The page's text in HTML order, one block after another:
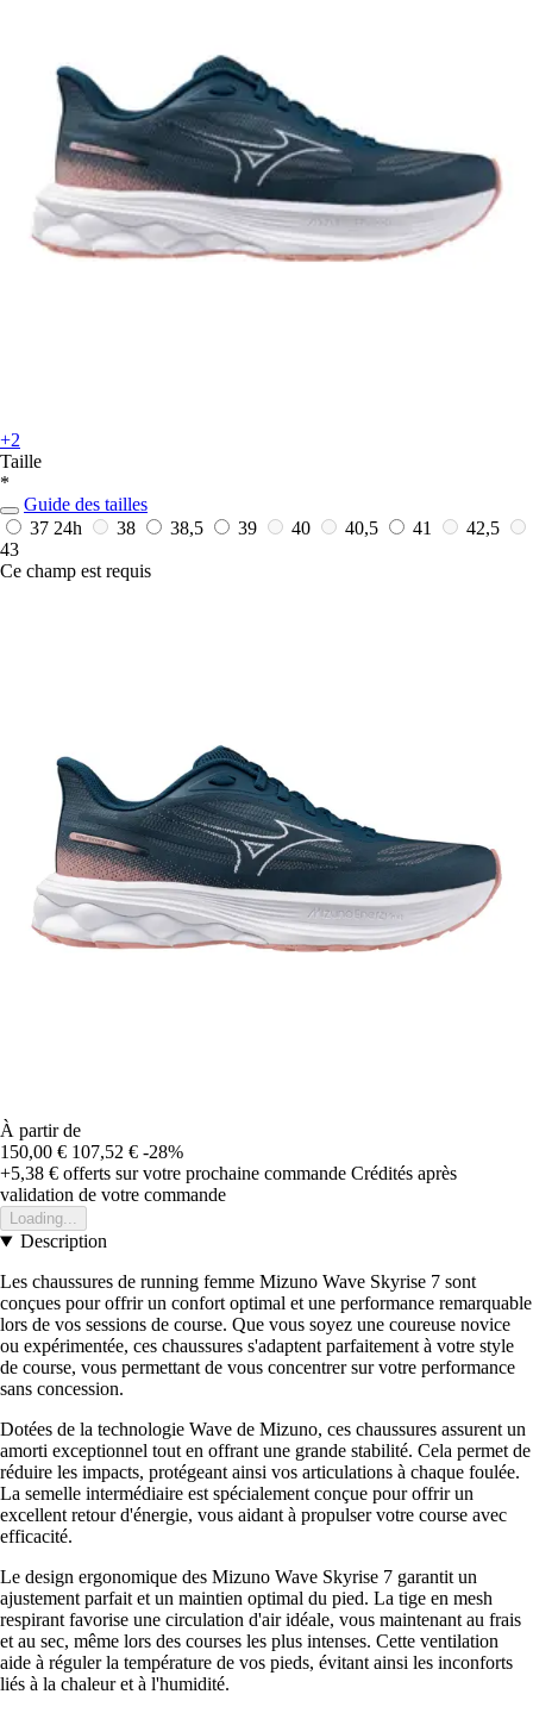
+2
Taille
*
Guide des tailles
37 24h 38 38,5 39 40 40,5 41
42,5
43
Ce champ est requis
À partir de
150,00 € 107,52 € -28%
+5,38 € offerts sur votre prochaine commande Crédités après
validation de votre commande
Loading...
Description
Les chaussures de running femme Mizuno Wave Skyrise 7 sont
conçues pour offrir un confort optimal et une performance remarquable
lors de vos sessions de course. Que vous soyez une coureuse novice
ou expérimentée, ces chaussures s'adaptent parfaitement à votre style
de course, vous permettant de vous concentrer sur votre performance
sans concession.
Dotées de la technologie Wave de Mizuno, ces chaussures assurent un
amorti exceptionnel tout en offrant une grande stabilité. Cela permet de
réduire les impacts, protégeant ainsi vos articulations à chaque foulée.
La semelle intermédiaire est spécialement conçue pour offrir un
excellent retour d'énergie, vous aidant à propulser votre course avec
efficacité.
Le design ergonomique des Mizuno Wave Skyrise 7 garantit un
ajustement parfait et un maintien optimal du pied. La tige en mesh
respirant favorise une circulation d'air idéale, vous maintenant au frais
et au sec, même lors des courses les plus intenses. Cette ventilation
aide à réguler la température de vos pieds, évitant ainsi les inconforts
liés à la chaleur et à l'humidité.